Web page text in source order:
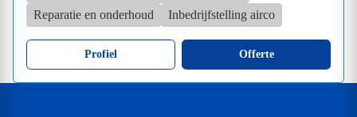
Reparatie en onderhoud
Inbedrijfstelling airco
Profiel Offerte